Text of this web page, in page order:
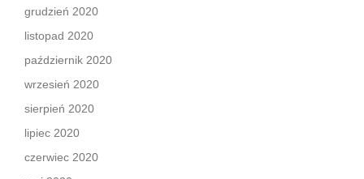
grudzień 2020
listopad 2020
październik 2020
wrzesień 2020
sierpień 2020
lipiec 2020
czerwiec 2020